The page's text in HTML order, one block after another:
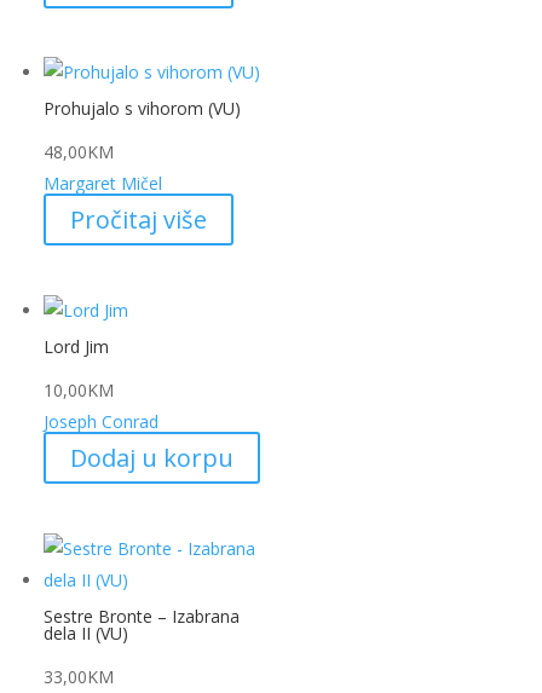
Prohujalo s vihorom (VU)
48,00KM
Margaret Mičel
Pročitaj više
Lord Jim
10,00KM
Joseph Conrad
Dodaj u korpu
Sestre Bronte – Izabrana
dela II (VU)
33,00KM